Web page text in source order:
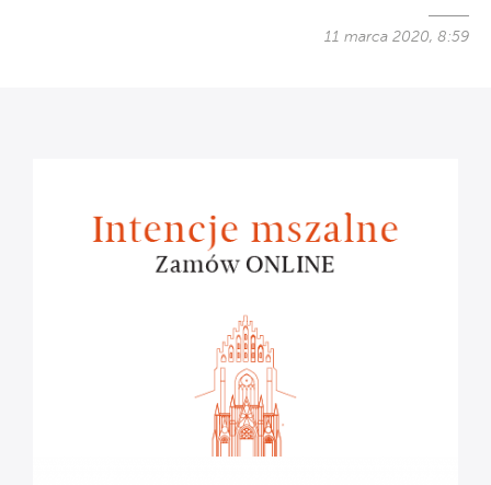
11 marca 2020, 8:59